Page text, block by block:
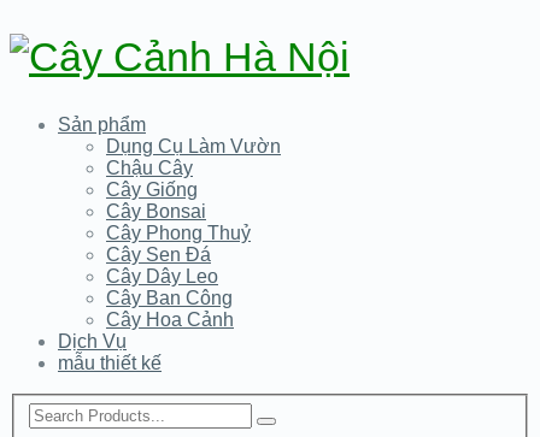
Sản phẩm
Dụng Cụ Làm Vườn
Chậu Cây
Cây Giống
Cây Bonsai
Cây Phong Thuỷ
Cây Sen Đá
Cây Dây Leo
Cây Ban Công
Cây Hoa Cảnh
Dịch Vụ
mẫu thiết kế